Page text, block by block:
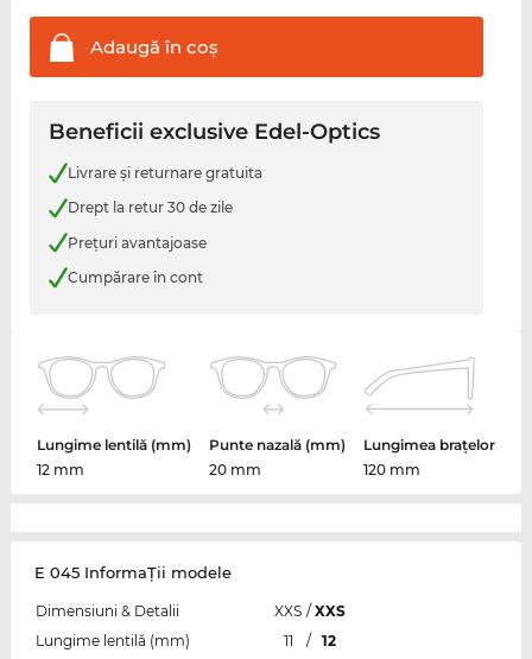
Adaugă în coş
Beneficii exclusive Edel-Optics
Livrare şi returnare gratuita
Drept la retur 30 de zile
Preţuri avantajoase
Cumpărare în cont
Lungime lentilă (mm)
12 mm
Punte nazală (mm)
20 mm
Lungimea brațelor
120 mm
E 045 InformaŢii modele
Dimensiuni & Detalii XXS / XXS
Lungime lentilă (mm)
11 /
12